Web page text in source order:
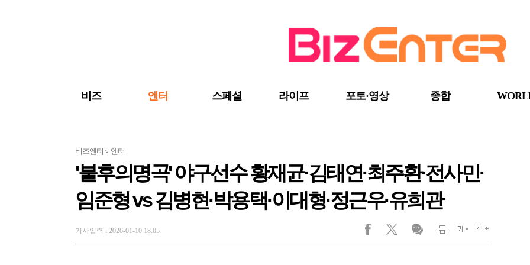
비즈 엔터 스페셜 라이프 포토·영상 종합
비즈엔터 > 엔터
'불후의명곡' 야구선수 황재균·김태연·최주환·전사민·
임준형 vs 김병현·박용택·이대형·정근우·유희관
기사입력 : 2026-01-10 18:05